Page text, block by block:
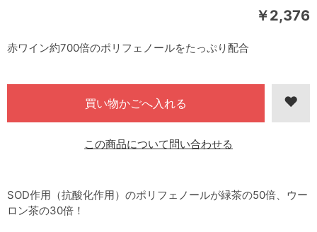
￥2,376
この商品について問い合わせる
赤ワイン約700倍のポリフェノールをたっぷり配合
SOD作用（抗酸化作用）のポリフェノールが緑茶の50倍、ウー
ロン茶の30倍！